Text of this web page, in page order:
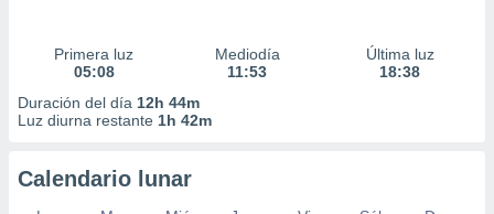
Primera luz
05:08
Mediodía
11:53
Última luz
18:38
Duración del día 12h 44m
Luz diurna restante 1h 42m
Calendario lunar